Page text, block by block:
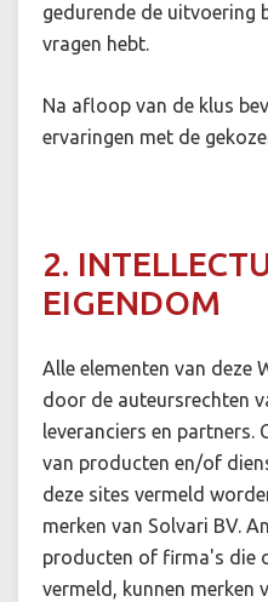
gedurende de uitvoering
vragen hebt.
Na afloop van de klus
ervaringen met de
2.
EIGENDOM
Alle elementen van deze
door de auteursrechten
leveranciers en partners.
van producten en/of
deze sites vermeld
merken van Solvari BV.
producten of firma's die
vermeld, kunnen merken